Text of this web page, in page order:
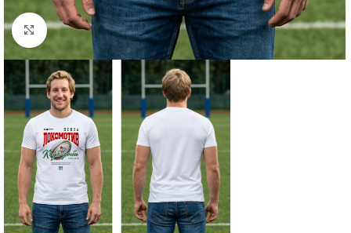
Нажмите, чтобы увеличить